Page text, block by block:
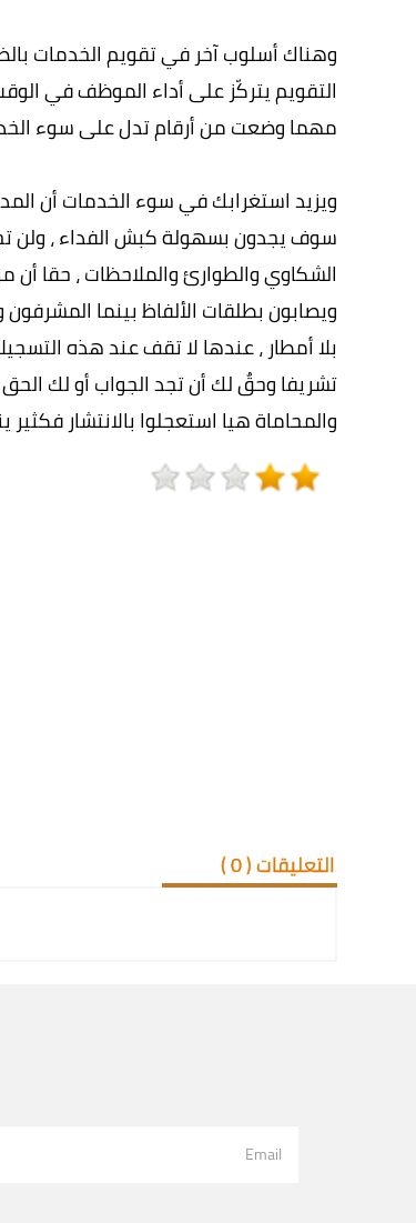
وهناك أسلوب آخر في تقويم الخدمات
التقويم يتركّز على أداء الموظف في
مهما وضعت من أرقام تدل على سوء
ويزيد استغرابك في سوء الخدمات أن
سوف يجدون بسهولة كبش الفداء ، ولن
الشكاوي والطوارئ والملاحظات ، حقا
ويصابون بطلقات الألفاظ بينما
بلا أمطار ، عندها لا تقف عند هذه
تشريفا وحقٌ لك أن تجد الجواب أو لك الحق
والمحاماة هيا استعجلوا بالانتشار
التعليقات (0
)